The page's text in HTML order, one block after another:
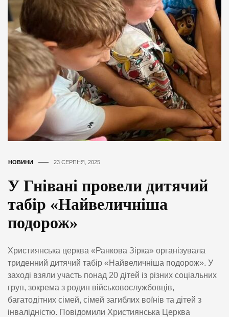
НОВИНИ 23 СЕРПНЯ, 2025
У Гнівані провели дитячий
табір «Найвеличніша
подорож»
Християнська церква «Ранкова Зірка» організувала
триденний дитячий табір «Найвеличніша подорож». У
заході взяли участь понад 20 дітей із різних соціальних
груп, зокрема з родин військовослужбовців,
багатодітних сімей, сімей загиблих воїнів та дітей з
інвалідністю. Повідомили Християнська Церква